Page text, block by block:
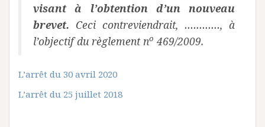
visant à l’obtention d’un nouveau
brevet. Ceci contreviendrait, …………, à
l’objectif du règlement no 469/2009.
L’arrêt du 30 avril 2020
L’arrêt du 25 juillet 2018